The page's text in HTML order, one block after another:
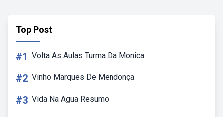
Top Post
#1 Volta As Aulas Turma Da Monica
#2 Vinho Marques De Mendonça
#3 Vida Na Agua Resumo